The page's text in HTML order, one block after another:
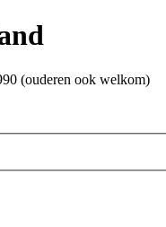
(ouderen ook welkom)